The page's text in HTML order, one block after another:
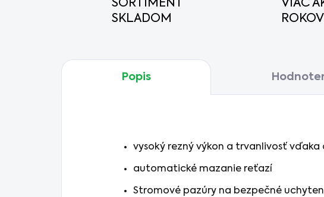
SORTIMENT
SKLADOM
VIAC
Popis
vysoký rezný výkon a trvanlivosť
automatické mazanie reťazí
Stromové pazúry na bezpečné